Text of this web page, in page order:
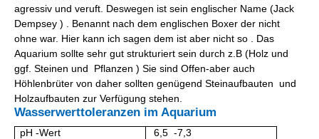
agressiv und veruft. Deswegen ist sein englischer Name (Jack
Dempsey ) . Benannt nach dem englischen Boxer der nicht
ohne war. Hier kann ich sagen dem ist aber nicht so . Das
Aquarium sollte sehr gut strukturiert sein durch z.B (Holz und
ggf. Steinen und Pflanzen ) Sie sind Offen-aber auch
Höhlenbrüter von daher sollten genügend Steinaufbauten und
Holzaufbauten zur Verfügung stehen.
Wasserwerttoleranzen im Aquarium
pH -Wert
6,5 -7,3